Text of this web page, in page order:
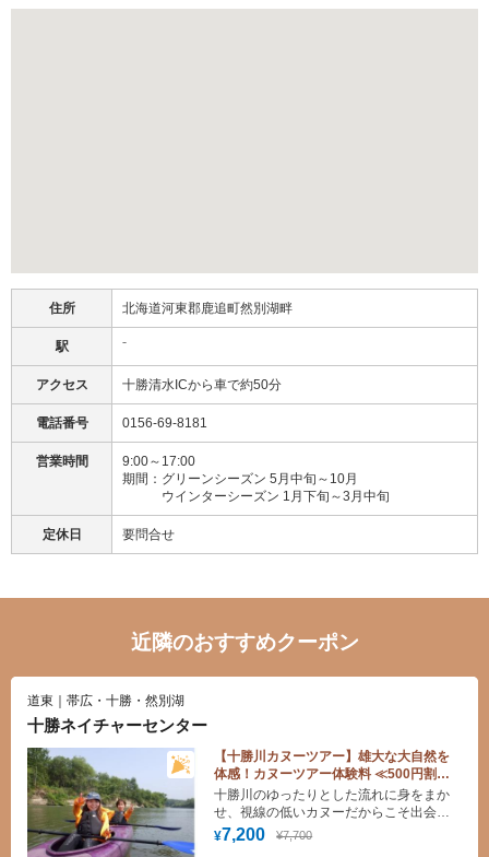
住所 北海道河東郡鹿追町然別湖畔
駅 ⁻
アクセス 十勝清水ICから車で約50分
電話番号 0156-69-8181
営業時間
9:00～17:00
期間：グリーンシーズン 5月中旬～10月
ウインターシーズン 1月下旬～3月中旬
定休日 要問合せ
近隣のおすすめクーポン
道東｜帯広・十勝・然別湖
十勝ネイチャーセンター
【十勝川カヌーツアー】雄大な大自然を
体感！カヌーツアー体験料 ≪500円割引
≫クーポン♪
¥7,200 ¥7,700
十勝川のゆったりとした流れに身をまか
せ、視線の低いカヌーだからこそ出会え
る絶景と感動を。初心者やファミリーも
安心して楽しめる大人気ツアーをおトク